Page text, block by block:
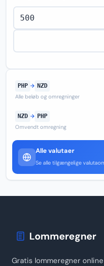
PHP → NZD
Alle beløb og omregninger
NZD → PHP
Omvendt omregning
Alle valutaer
Se alle tilgængelige
Lommeregner
Gratis lommeregner